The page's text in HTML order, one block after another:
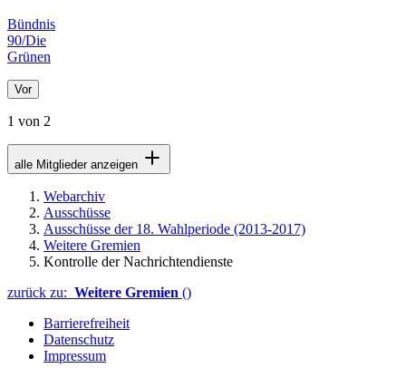
Bündnis
90/Die
Grünen
Vor
1 von 2
alle Mitglieder anzeigen
Webarchiv
Ausschüsse
Ausschüsse der 18. Wahlperiode (2013-2017)
Weitere Gremien
Kontrolle der Nachrichtendienste
zurück zu: Weitere Gremien ()
Barrierefreiheit
Datenschutz
Impressum